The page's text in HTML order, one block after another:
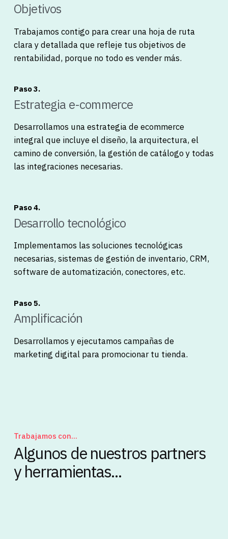
Objetivos
Trabajamos contigo para crear una hoja de ruta
clara y detallada que refleje tus objetivos de
rentabilidad, porque no todo es vender más.
Paso 3.
Estrategia e-commerce
Desarrollamos una estrategia de ecommerce
integral que incluye el diseño, la arquitectura, el
camino de conversión, la gestión de catálogo y todas
las integraciones necesarias.
Paso 4.
Desarrollo tecnológico
Implementamos las soluciones tecnológicas
necesarias, sistemas de gestión de inventario, CRM,
software de automatización, conectores, etc.
Paso 5.
Amplificación
Desarrollamos y ejecutamos campañas de
marketing digital para promocionar tu tienda.
Trabajamos con...
Algunos de nuestros partners
y herramientas...